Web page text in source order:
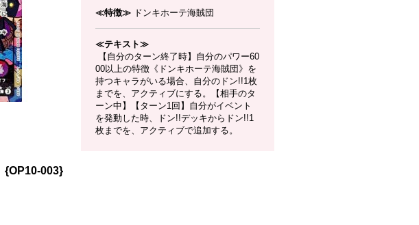
≪特徴≫ ドンキホーテ海賊団
≪テキスト≫
【自分のターン終了時】自分のパワー60
00以上の特徴《ドンキホーテ海賊団》を
持つキャラがいる場合、自分のドン!!1枚
までを、アクティブにする。【相手のタ
ーン中】【ターン1回】自分がイベント
を発動した時、ドン!!デッキからドン!!1
枚までを、アクティブで追加する。
{OP10-003}